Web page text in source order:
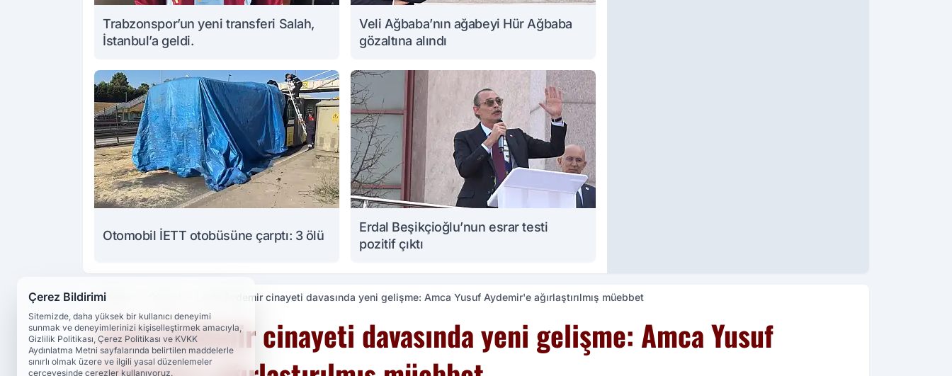
Trabzonspor’un yeni transferi Salah,
İstanbul’a geldi.
Veli Ağbaba’nın ağabeyi Hür Ağbaba
gözaltına alındı
Otomobil İETT otobüsüne çarptı: 3 ölü
Erdal Beşikçioğlu’nun esrar testi
pozitif çıktı
Haberler Leyla Aydemir cinayeti davasında yeni gelişme: Amca Yusuf Aydemir'e ağırlaştırılmış müebbet
Leyla Aydemir cinayeti davasında yeni gelişme: Amca Yusuf
Çerez Bildirimi
Sitemizde, daha yüksek bir kullanıcı deneyimi
sunmak ve deneyimlerinizi kişiselleştirmek amacıyla,
Gizlilik Politikası, Çerez Politikası ve KVKK
Aydınlatma Metni sayfalarında belirtilen maddelerle
sınırlı olmak üzere ve ilgili yasal düzenlemeler
çerçevesinde çerezler kullanıyoruz.